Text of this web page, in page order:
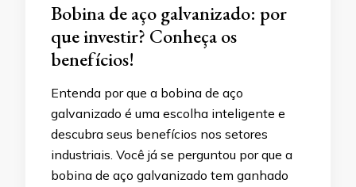
Bobina de aço galvanizado: por
que investir? Conheça os
benefícios!
Entenda por que a bobina de aço
galvanizado é uma escolha inteligente e
descubra seus benefícios nos setores
industriais. Você já se perguntou por que a
bobina de aço galvanizado tem ganhado